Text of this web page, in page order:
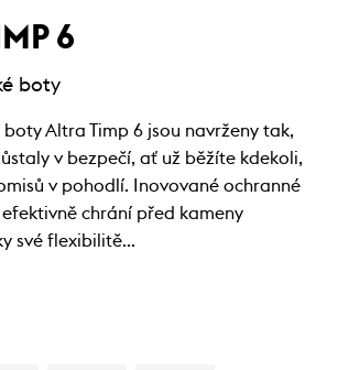
6
boty
boty Altra Timp 6 jsou navrženy tak,
v bezpečí, ať už běžíte kdekoli,
v pohodlí. Inovované ochranné
efektivně chrání před kameny
své flexibilitě…